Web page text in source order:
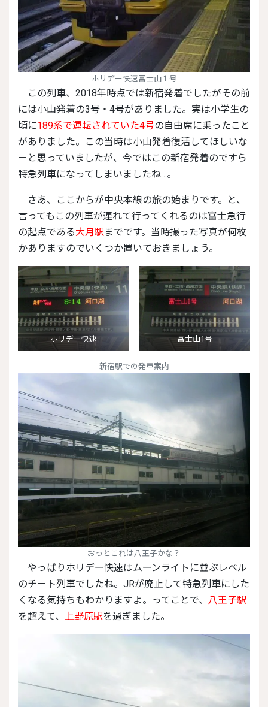
ホリデー快速富士山１号
この列車、2018年時点では新宿発着でしたがその前
には小山発着の3号・4号がありました。実は小学生の
頃に189系で運転されていた4号の自由席に乗ったこと
がありました。この当時は小山発着復活してほしいな
ーと思っていましたが、今ではこの新宿発着のですら
特急列車になってしまいましたね…。
さあ、ここからが中央本線の旅の始まりです。と、
言ってもこの列車が連れて行ってくれるのは富士急行
の起点である大月駅までです。当時撮った写真が何枚
かありますのでいくつか置いておきましょう。
ホリデー快速 富士山1号
新宿駅での発車案内
おっとこれは八王子かな？
やっぱりホリデー快速はムーンライトに並ぶレベル
のチート列車でしたね。JRが廃止して特急列車にした
くなる気持ちもわかりますよ。ってことで、
八王子駅
を超えて、
上野原駅を過ぎました。